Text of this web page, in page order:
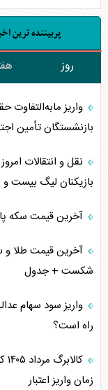
پربیننده ترین
روز
بازنشستگان تأمین
نقل و انتقالات
بازیکنان لیگ بیست
آخرین قیمت سکه پارسیان
شکست + جدول
راه است؟
زمان واریز اعتبار